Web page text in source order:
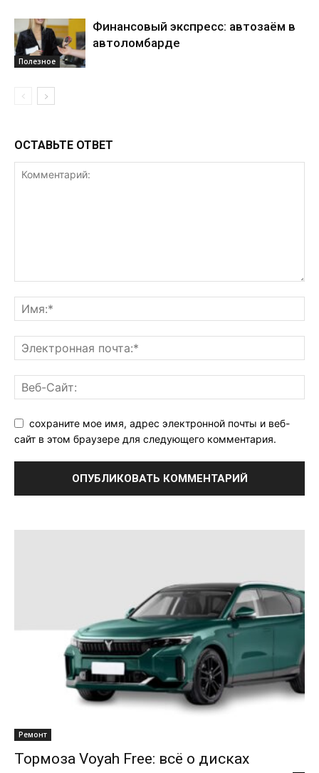
Полезное
Финансовый экспресс: автозаём в
автоломбарде
ОСТАВЬТЕ ОТВЕТ
сохраните мое имя, адрес электронной почты и веб-
сайт в этом браузере для следующего комментария.
Ремонт
Тормоза Voyah Free: всё о дисках